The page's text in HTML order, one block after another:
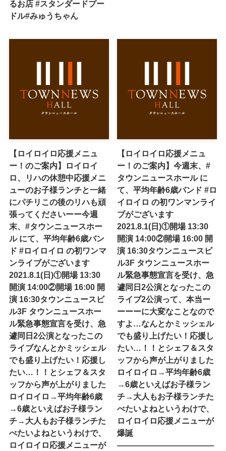
るお店 #スタンダードプー
ドル#みゅうちゃん
【ロイロイロ応援メニュ
ー！のご案内】ロイロイ
ロ、リハの休憩中応援メニ
ューのお子様ランチと一緒
にパチリこの後のリハも頑
張ってくださいーー今週
末、#タウンニュースホー
ル にて、平均年齢6歳バン
ド #ロイロイロ の初ワンマ
ンライブがございます
2021.8.1(日)①開場 13:30
開演 14:00②開場 16:00 開
演 16:30タウンニュースビ
ル3F タウンニュースホー
ル緊急事態宣言を受け、急
遽同日2公演となったこの
ライブなんとかミッシェル
でも盛り上げたい！応援し
たい…！！とシェフ＆スタ
ッフから声が上がりました
ロイロイロ→平均年齢6歳
→6歳といえばお子様ラン
チ→大人もお子様ランチた
べたいよね︎というわけで、
ロイロイロ応援メニューが
【ロイロイロ応援メニュ
ー！のご案内】今週末、#
タウンニュースホール に
て、平均年齢6歳バンド #ロ
イロイロ の初ワンマンライ
ブがございます
2021.8.1(日)①開場 13:30
開演 14:00②開場 16:00 開
演 16:30タウンニュースビ
ル3F タウンニュースホー
ル緊急事態宣言を受け、急
遽同日2公演となったこの
ライブ2公演って、本当ー
ーーーに大変なことなので
すよ…なんとかミッシェル
でも盛り上げたい！応援し
たい…！！とシェフ＆スタ
ッフから声が上がりました
ロイロイロ→平均年齢6歳
→6歳といえばお子様ラン
チ→大人もお子様ランチた
べたいよね︎というわけで、
ロイロイロ応援メニューが
爆誕
————————————